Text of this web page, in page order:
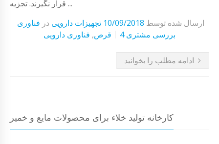
قرار نگیرند. تجزیه ...
ارسال شده توسط 10/09/2018 تجهیزات دارویی در فناوری
قرص, فناوری دارویی 4 بررسی مشتری
ادامه مطلب را بخوانید
کارخانه تولید خلاء برای محصولات مایع و خمیر